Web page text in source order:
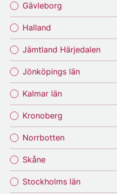
Gävleborg
Halland
Jämtland Härjedalen
Jönköpings län
Kalmar län
Kronoberg
Norrbotten
Skåne
Stockholms län